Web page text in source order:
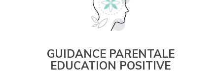
GUIDANCE PARENTALE
EDUCATION POSITIVE